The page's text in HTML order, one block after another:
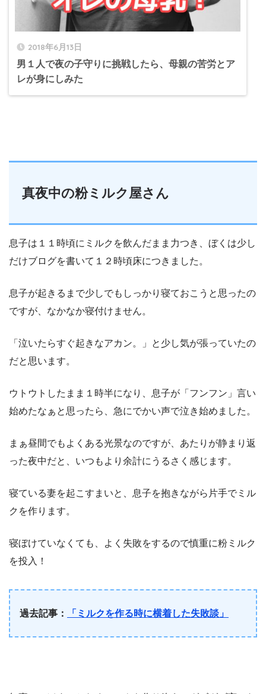
2018年6月13日
男１人で夜の子守りに挑戦したら、母親の苦労とア
レが身にしみた
真夜中の粉ミルク屋さん
息子は１１時頃にミルクを飲んだまま力つき、ぼくは少し
だけブログを書いて１２時頃床につきました。
息子が起きるまで少しでもしっかり寝ておこうと思ったの
ですが、なかなか寝付けません。
「泣いたらすぐ起きなアカン。」と少し気が張っていたの
だと思います。
ウトウトしたまま１時半になり、息子が「フンフン」言い
始めたなぁと思ったら、急にでかい声で泣き始めました。
まぁ昼間でもよくある光景なのですが、あたりが静まり返
った夜中だと、いつもより余計にうるさく感じます。
寝ている妻を起こすまいと、息子を抱きながら片手でミル
クを作ります。
寝ぼけていなくても、よく失敗をするので慎重に粉ミルク
を投入！
過去記事： 「ミルクを作る時に横着した失敗談」